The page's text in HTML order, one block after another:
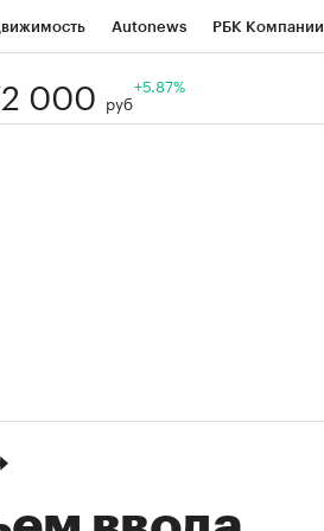
Autonews РБК Компании
Визионеры
000 руб
+5.87%